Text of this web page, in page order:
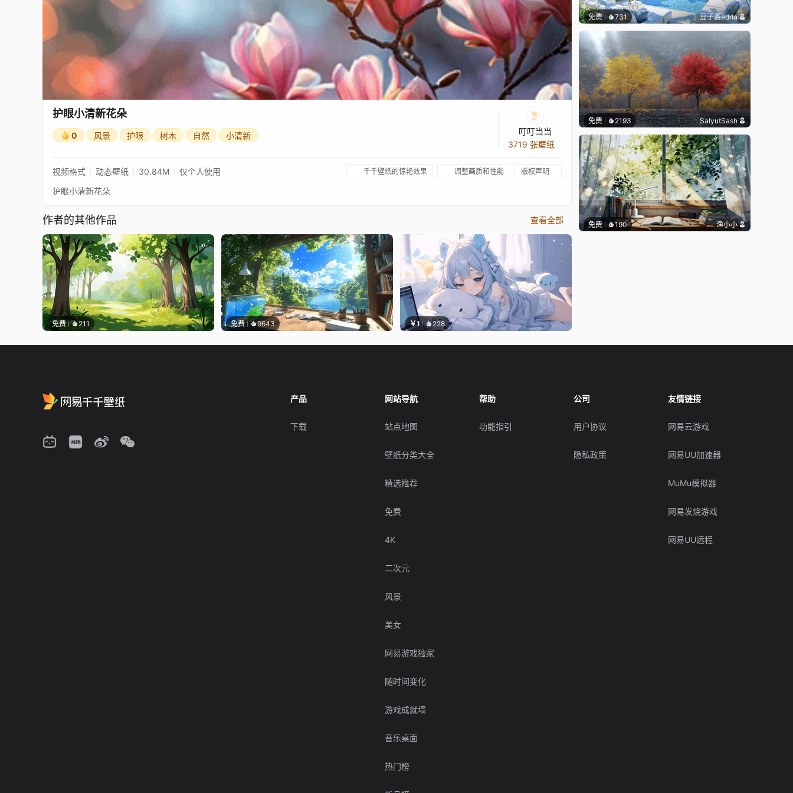
护眼小清新花朵
0 风景 护眼 树木 自然 小清新
叮叮当当
3719 张壁纸
视频格式 动态壁纸 30.84M 仅个人使用 千千壁纸的惊艳效果 调整画质和性能 版权声明
护眼小清新花朵
作者的其他作品 查看全部
免费 211 免费 9643 ￥1 228
免费 731 豆子酱edda
免费 2193 SalyutSash
免费 190 渔小小
产品
下载
网站导航
站点地图
壁纸分类大全
精选推荐
免费
4K
二次元
风景
美女
网易游戏独家
随时间变化
游戏成就墙
音乐桌面
热门榜
帮助
功能指引
公司
用户协议
隐私政策
友情链接
网易云游戏
网易UU加速器
MuMu模拟器
网易发烧游戏
网易UU远程